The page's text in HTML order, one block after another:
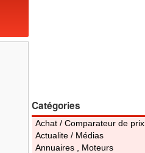
Catégories
Achat / Comparateur de prix
Actualite / Médias
Annuaires , Moteurs